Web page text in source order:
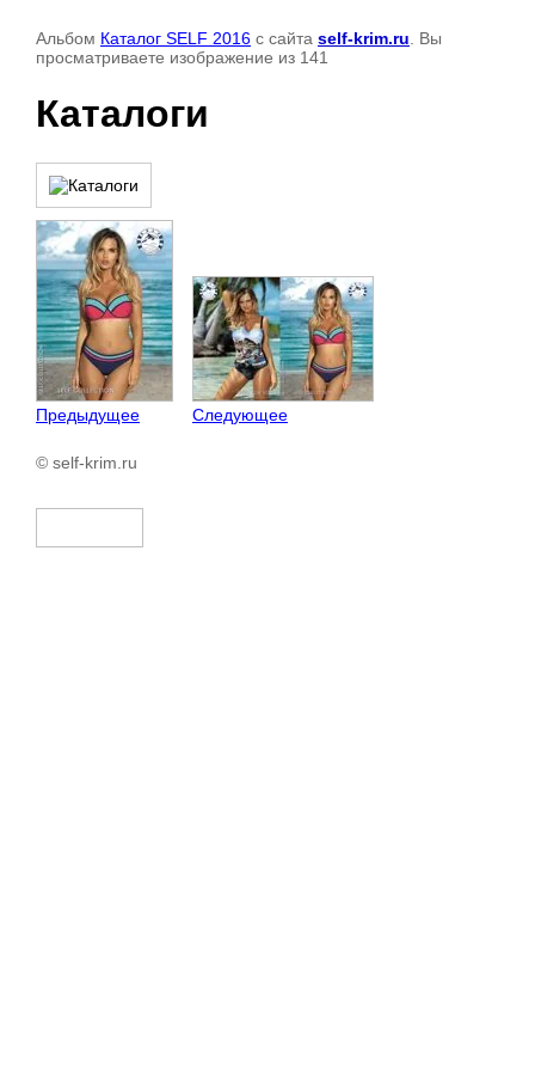
Альбом Каталог SELF 2016 с сайта self-krim.ru . Вы
просматриваете изображение из 141
Каталоги
Предыдущее Следующее
© self-krim.ru